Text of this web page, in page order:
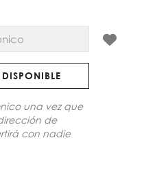
una vez que
de
con nadie